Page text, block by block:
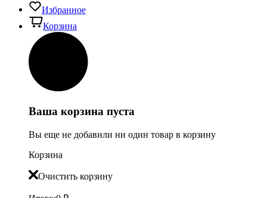
Избранное
Корзина
Ваша корзина пуста
Вы еще не добавили ни один товар в корзину
Корзина
Очистить корзину